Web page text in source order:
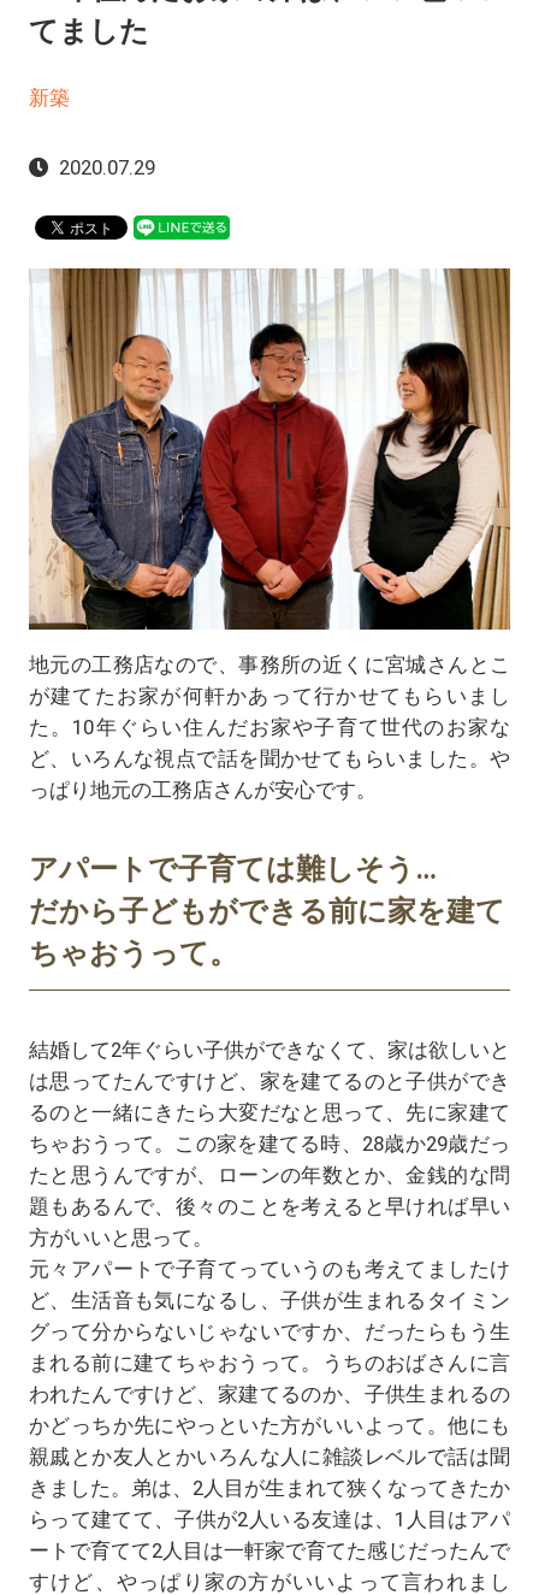
てました
新築
2020.07.29
地元の工務店なので、事務所の近くに宮城さんとこ
が建てたお家が何軒かあって行かせてもらいまし
た。10年ぐらい住んだお家や子育て世代のお家な
ど、いろんな視点で話を聞かせてもらいました。や
っぱり地元の工務店さんが安心です。
アパートで子育ては難しそう…
だから子どもができる前に家を建て
ちゃおうって。
結婚して2年ぐらい子供ができなくて、家は欲しいと
は思ってたんですけど、家を建てるのと子供ができ
るのと一緒にきたら大変だなと思って、先に家建て
ちゃおうって。この家を建てる時、28歳か29歳だっ
たと思うんですが、ローンの年数とか、金銭的な問
題もあるんで、後々のことを考えると早ければ早い
方がいいと思って。
元々アパートで子育てっていうのも考えてましたけ
ど、生活音も気になるし、子供が生まれるタイミン
グって分からないじゃないですか、だったらもう生
まれる前に建てちゃおうって。うちのおばさんに言
われたんですけど、家建てるのか、子供生まれるの
かどっちか先にやっといた方がいいよって。他にも
親戚とか友人とかいろんな人に雑談レベルで話は聞
きました。弟は、2人目が生まれて狭くなってきたか
らって建てて、子供が2人いる友達は、1人目はアパ
ートで育てて2人目は一軒家で育てた感じだったんで
すけど、やっぱり家の方がいいよって言われまし